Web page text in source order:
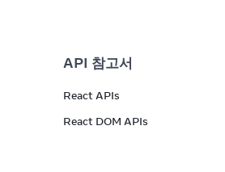
API 참고서
React APIs
React DOM APIs